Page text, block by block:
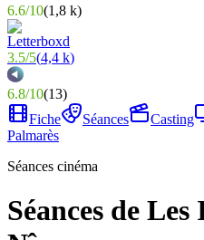
6.6/10(1,8 k)
3.5/5(4,4 k)
6.8/10(13)
Fiche
Séances Casting
Palmarès
Séances cinéma
Séances de